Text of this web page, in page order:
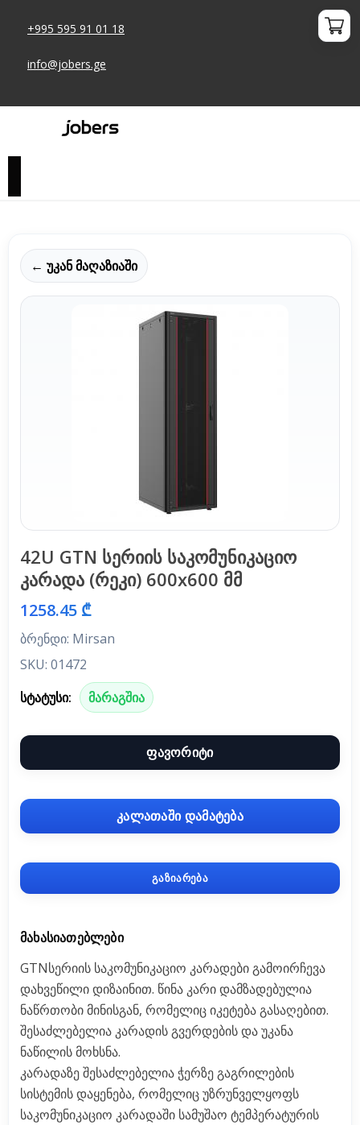
+995 595 91 01 18
info@jobers.ge
← უკან მაღაზიაში
42U GTN სერიის საკომუნიკაციო
კარადა (რეკი) 600x600 მმ
1258.45 ₾
ბრენდი: Mirsan
SKU: 01472
სტატუსი:
მარაგშია
ფავორიტი
კალათაში დამატება
გაზიარება
ᲛᲐᲮᲐᲡᲘᲐᲗᲔᲑᲚᲔᲑᲘ
GTNსერიის საკომუნიკაციო კარადები გამოირჩევა
დახვეწილი დიზაინით. წინა კარი დამზადებულია
ნაწრთობი მინისგან, რომელიც იკეტება გასაღებით.
შესაძლებელია კარადის გვერდების და უკანა
ნაწილის მოხსნა.
კარადაზე შესაძლებელია ჭერზე გაგრილების
სისტემის დაყენება, რომელიც უზრუნველყოფს
საკომუნიკაციო კარადაში სამუშაო ტემპერატურის